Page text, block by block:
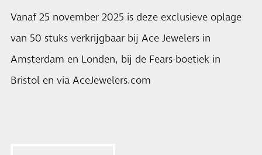
Vanaf 25 november 2025 is deze exclusieve oplage
van 50 stuks verkrijgbaar bij Ace Jewelers in
Amsterdam en Londen, bij de Fears-boetiek in
Bristol en via AceJewelers.com